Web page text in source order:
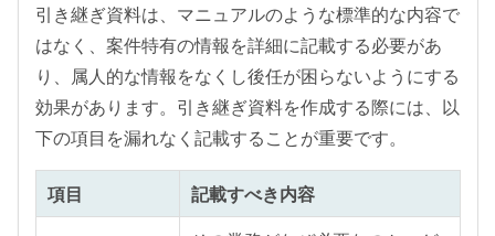
引き継ぎ資料は、マニュアルのような標準的な内容で
はなく、案件特有の情報を詳細に記載する必要があ
り、属人的な情報をなくし後任が困らないようにする
効果があります。引き継ぎ資料を作成する際には、以
下の項目を漏れなく記載することが重要です。
項目 記載すべき内容